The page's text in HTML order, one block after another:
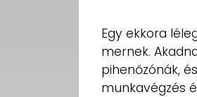
Egy ekkora
mernek.
pihenőzónák,
munkavégzés